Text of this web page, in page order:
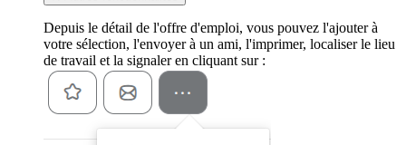
Depuis le détail de l'offre d'emploi, vous pouvez l'ajouter à
votre sélection, l'envoyer à un ami, l'imprimer, localiser le lieu
de travail et la signaler en cliquant sur :